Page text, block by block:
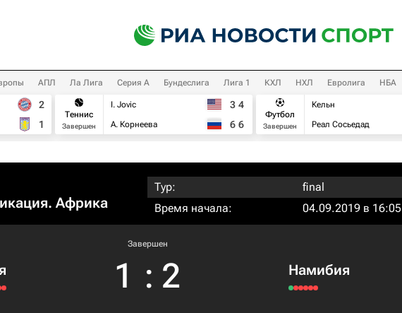
АПЛ Ла Лига Серия А Бундеслига Лига 1 КХЛ НХЛ Евролига НБА
2
1
Теннис
Завершен
I. Jovic
А. Корнеева
3 4
6 6
Футбол
Завершен
Кельн
Реал Сосьедад
Африка
Тур:
final
Время начала:
04.09.2019 в 16:05
Завершен
1 : 2 Намибия